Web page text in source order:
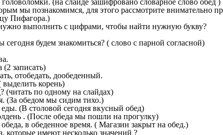
(на слайде зашифровано словарное слово обед )
мы познакомимся, для этого рассмотрите внимательно
Пифагора.)
выполнить с цифрами, чтобы найти нужную букву?
будем знакомиться? ( слово с парной согласной)
записать)
отобедать, дообеденный.
корень)
(читать по одному на слайдах)
(За обедом мы сидим тихо.)
(В столовой сегодня вкусный обед)
. (После обеда мы пошли на прогулку)
в обеденное время. ( Магазин закрыт на обед.)
которые имеют несколько значений ?